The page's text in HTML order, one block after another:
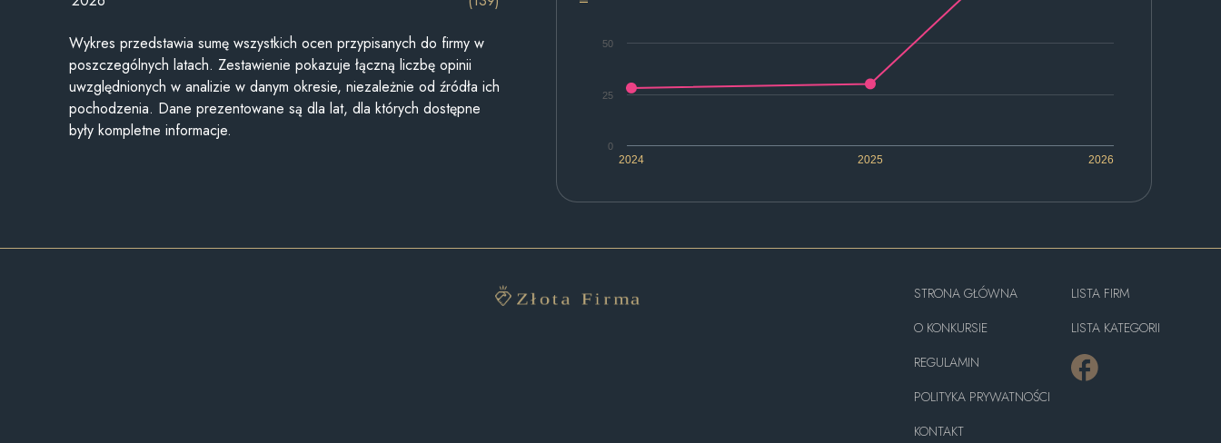
2024 2025 2026
0
25
50
Wykres przedstawia sumę wszystkich ocen przypisanych do firmy w
poszczególnych latach. Zestawienie pokazuje łączną liczbę opinii
uwzględnionych w analizie w danym okresie, niezależnie od źródła ich
pochodzenia. Dane prezentowane są dla lat, dla których dostępne
były kompletne informacje.
STRONA GŁÓWNA
O KONKURSIE
REGULAMIN
POLITYKA PRYWATNOŚCI
KONTAKT
LISTA FIRM
LISTA KATEGORII